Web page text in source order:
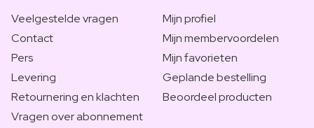
Veelgestelde vragen
Contact
Pers
Levering
Retournering en klachten
Vragen over abonnement
Mijn profiel
Mijn membervoordelen
Mijn favorieten
Geplande bestelling
Beoordeel producten